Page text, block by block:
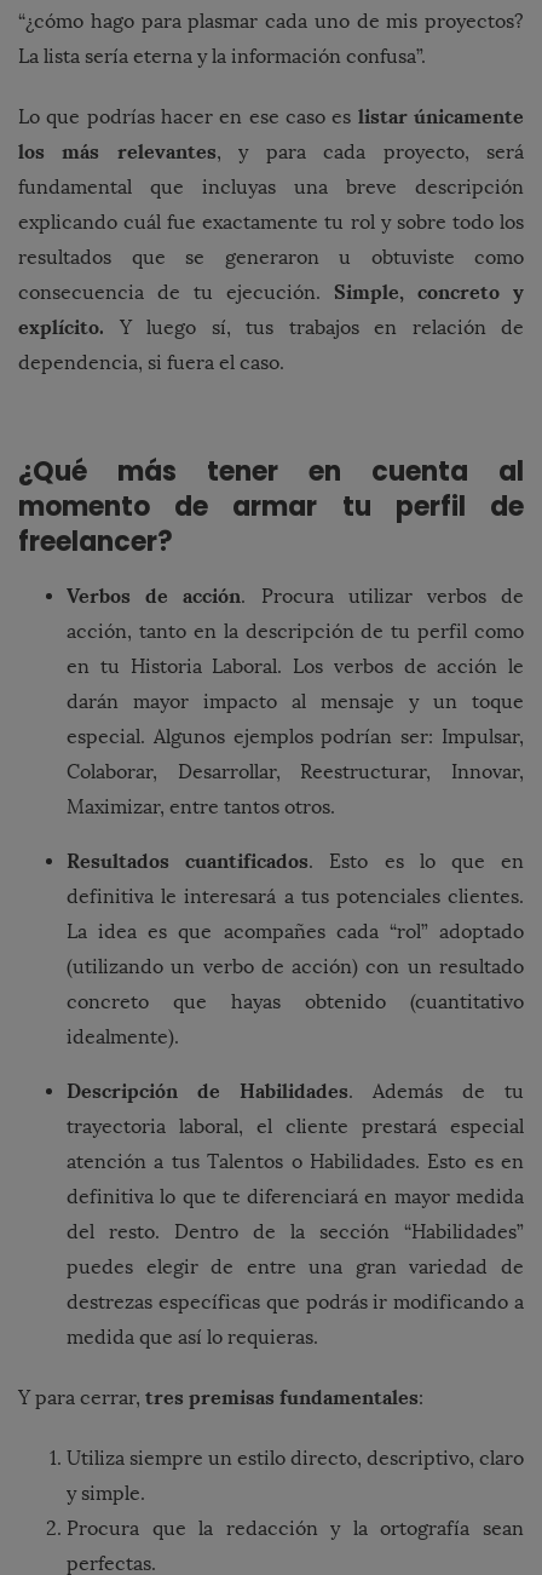
“¿cómo hago para plasmar cada uno de mis proyectos?
La lista sería eterna y la información confusa”.
Lo que podrías hacer en ese caso es listar únicamente
los más relevantes, y para cada proyecto, será
fundamental que incluyas una breve descripción
explicando cuál fue exactamente tu rol y sobre todo los
resultados que se generaron u obtuviste como
consecuencia de tu ejecución. Simple, concreto y
explícito. Y luego sí, tus trabajos en relación de
dependencia, si fuera el caso.
¿Qué más tener en cuenta al
momento de armar tu perfil de
freelancer?
Verbos de acción. Procura utilizar verbos de
acción, tanto en la descripción de tu perfil como
en tu Historia Laboral. Los verbos de acción le
darán mayor impacto al mensaje y un toque
especial. Algunos ejemplos podrían ser: Impulsar,
Colaborar, Desarrollar, Reestructurar, Innovar,
Maximizar, entre tantos otros.
Resultados cuantificados. Esto es lo que en
definitiva le interesará a tus potenciales clientes.
La idea es que acompañes cada “rol” adoptado
(utilizando un verbo de acción) con un resultado
concreto que hayas obtenido (cuantitativo
idealmente).
Descripción de Habilidades. Además de tu
trayectoria laboral, el cliente prestará especial
atención a tus Talentos o Habilidades. Esto es en
definitiva lo que te diferenciará en mayor medida
del resto. Dentro de la sección “Habilidades”
puedes elegir de entre una gran variedad de
destrezas específicas que podrás ir modificando a
medida que así lo requieras.
Y para cerrar, tres premisas fundamentales:
Utiliza siempre un estilo directo, descriptivo, claro
y simple.
Procura que la redacción y la ortografía sean
perfectas.